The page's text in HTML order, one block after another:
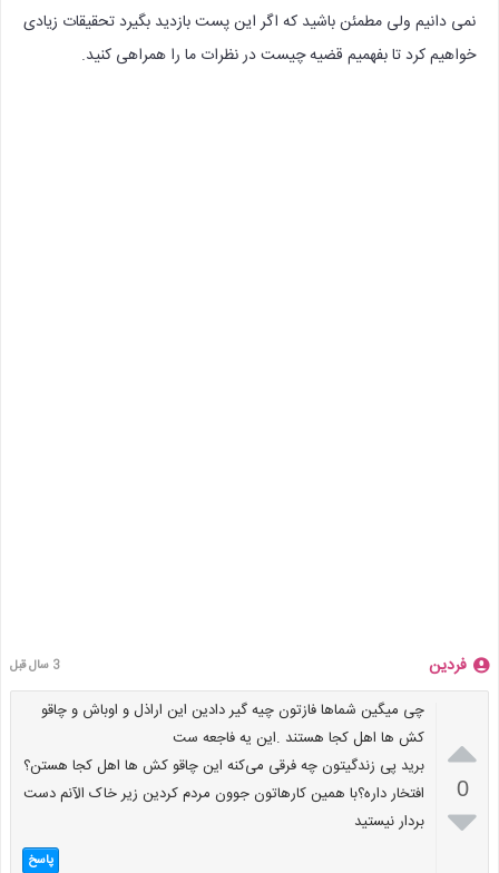
نمی دانیم ولی مطمئن باشید که اگر این پست بازدید بگیرد تحقیقات زیادی
خواهیم کرد تا بفهمیم قضیه چیست در نظرات ما را همراهی کنید.
فردین 3 سال قبل

0

چی میگین شماها فازتون چیه گیر دادین این اراذل و اوباش و چاقو
کش ها اهل کجا هستند .این یه فاجعه ست
برید پی زندگیتون چه فرقی می‌کنه این چاقو کش ها اهل کجا هستن؟
افتخار داره؟با همین کارهاتون جوون مردم کردین زیر خاک الآنم دست
بردار نیستید
پاسخ